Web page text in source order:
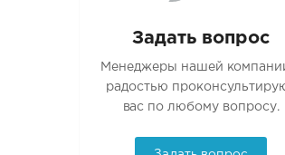
Задать вопрос
Менеджеры нашей
радостью
вас по любому вопросу.